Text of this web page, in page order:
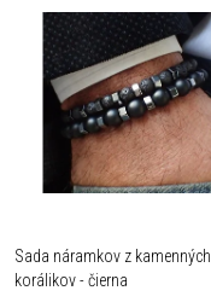
Sada náramkov z kamenných
korálikov - čierna